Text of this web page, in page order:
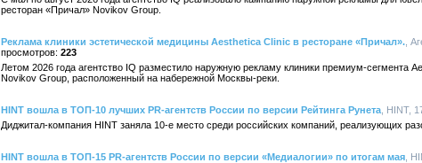
ресторан «Причал» Novikov Group.
Реклама клиники эстетической медицины Aesthetica Clinic в ресторане «Причал». ,
223
Летом 2026 года агентство IQ разместило наружную рекламу клиники премиум-сегмента
Novikov Group, расположенный на набережной Москвы-реки.
HINT вошла в ТОП-10 лучших PR-агентств России по версии Рейтинга Рунета , HINT,
Диджитал-компания HINT заняла 10-е место среди российских компаний, реализующих
HINT вошла в ТОП-15 PR-агентств России по версии «Медиалогии» по итогам мая ,